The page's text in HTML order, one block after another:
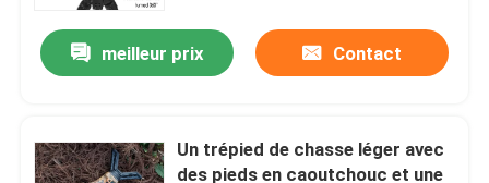
VR Show
Visite d'usine
meilleur prix Contact
Un trépied de chasse léger avec
des pieds en caoutchouc et une